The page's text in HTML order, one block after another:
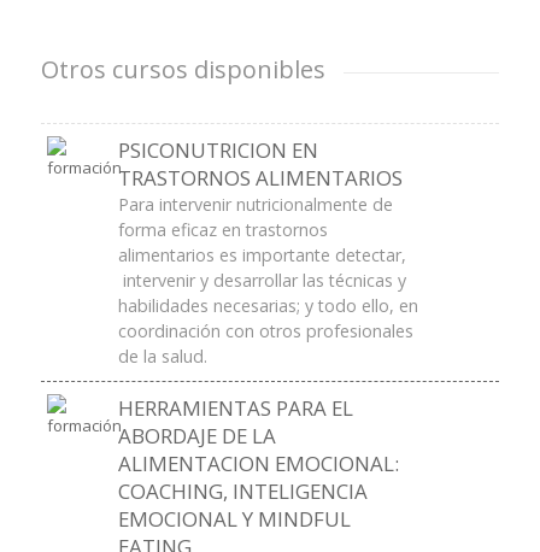
Otros cursos disponibles
PSICONUTRICION EN
TRASTORNOS ALIMENTARIOS
Para intervenir nutricionalmente de
forma eficaz en trastornos
alimentarios es importante detectar,
intervenir y desarrollar las técnicas y
habilidades necesarias; y todo ello, en
coordinación con otros profesionales
de la salud.
HERRAMIENTAS PARA EL
ABORDAJE DE LA
ALIMENTACION EMOCIONAL:
COACHING, INTELIGENCIA
EMOCIONAL Y MINDFUL